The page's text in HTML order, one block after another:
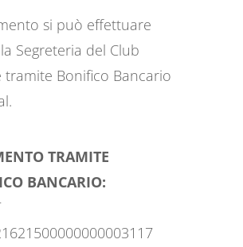
si può effettuare
Segreteria del Club
tramite Bonifico Bancario
TRAMITE
BANCARIO: